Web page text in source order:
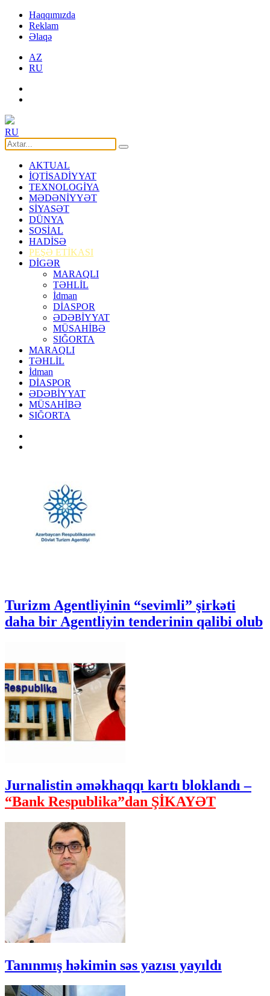
Haqqımızda
Reklam
Əlaqə
AZ
RU
RU
AKTUAL
İQTİSADİYYAT
TEXNOLOGİYA
MƏDƏNİYYƏT
SİYASƏT
DÜNYA
SOSİAL
HADİSƏ
PEŞƏ ETİKASI
DİGƏR
MARAQLI
TƏHLİL
İdman
DİASPOR
ƏDƏBİYYAT
MÜSAHİBƏ
SIĞORTA
MARAQLI
TƏHLİL
İdman
DİASPOR
ƏDƏBİYYAT
MÜSAHİBƏ
SIĞORTA
Turizm Agentliyinin “sevimli” şirkəti
daha bir Agentliyin tenderinin qalibi olub
Jurnalistin əməkhaqqı kartı bloklandı –
“Bank Respublika”dan ŞİKAYƏT
Tanınmış həkimin səs yazısı yayıldı